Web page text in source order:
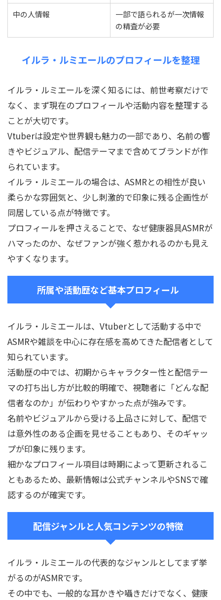
中の人情報
一部で語られるが一次情報
の精査が必要
イルラ・ルミエールのプロフィールを整理
イルラ・ルミエールを深く知るには、前世考察だけで
なく、まず現在のプロフィールや活動内容を整理する
ことが大切です。
Vtuberは設定や世界観も魅力の一部であり、名前の響
きやビジュアル、配信テーマまで含めてブランドが作
られています。
イルラ・ルミエールの場合は、ASMRとの相性が良い
柔らかな雰囲気と、少し刺激的で印象に残る企画性が
同居している点が特徴です。
プロフィールを押さえることで、なぜ健康器具ASMRが
ハマったのか、なぜファンが強く惹かれるのかも見え
やすくなります。
所属や活動歴など基本プロフィール
イルラ・ルミエールは、Vtuberとして活動する中で
ASMRや雑談を中心に存在感を高めてきた配信者として
知られています。
活動歴の中では、初期からキャラクター性と配信テー
マの打ち出し方が比較的明確で、視聴者に「どんな配
信者なのか」が伝わりやすかった点が強みです。
名前やビジュアルから受ける上品さに対して、配信で
は意外性のある企画を見せることもあり、そのギャッ
プが印象に残ります。
細かなプロフィール項目は時期によって更新されるこ
ともあるため、最新情報は公式チャンネルやSNSで確
認するのが確実です。
配信ジャンルと人気コンテンツの特徴
イルラ・ルミエールの代表的なジャンルとしてまず挙
がるのがASMRです。
その中でも、一般的な耳かきや囁きだけでなく、健康